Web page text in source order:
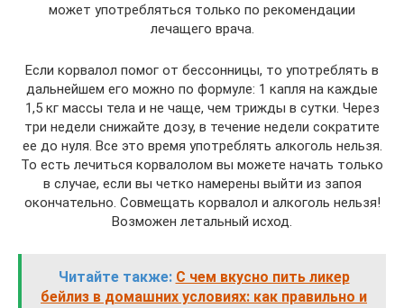
может употребляться только по рекомендации
лечащего врача.
Если корвалол помог от бессонницы, то употреблять в
дальнейшем его можно по формуле: 1 капля на каждые
1,5 кг массы тела и не чаще, чем трижды в сутки. Через
три недели снижайте дозу, в течение недели сократите
ее до нуля. Все это время употреблять алкоголь нельзя.
То есть лечиться корвалолом вы можете начать только
в случае, если вы четко намерены выйти из запоя
окончательно. Совмещать корвалол и алкоголь нельзя!
Возможен летальный исход.
Читайте также: С чем вкусно пить ликер
бейлиз в домашних условиях: как правильно и